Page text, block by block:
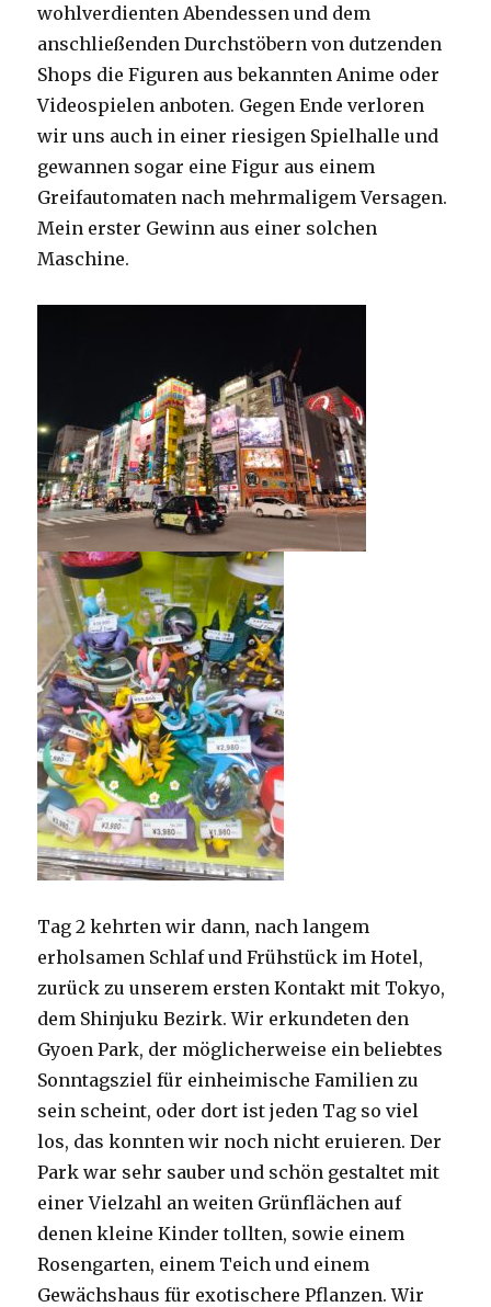
wohlverdienten Abendessen und dem
anschließenden Durchstöbern von dutzenden
Shops die Figuren aus bekannten Anime oder
Videospielen anboten. Gegen Ende verloren
wir uns auch in einer riesigen Spielhalle und
gewannen sogar eine Figur aus einem
Greifautomaten nach mehrmaligem Versagen.
Mein erster Gewinn aus einer solchen
Maschine.
Tag 2 kehrten wir dann, nach langem
erholsamen Schlaf und Frühstück im Hotel,
zurück zu unserem ersten Kontakt mit Tokyo,
dem Shinjuku Bezirk. Wir erkundeten den
Gyoen Park, der möglicherweise ein beliebtes
Sonntagsziel für einheimische Familien zu
sein scheint, oder dort ist jeden Tag so viel
los, das konnten wir noch nicht eruieren. Der
Park war sehr sauber und schön gestaltet mit
einer Vielzahl an weiten Grünflächen auf
denen kleine Kinder tollten, sowie einem
Rosengarten, einem Teich und einem
Gewächshaus für exotischere Pflanzen. Wir